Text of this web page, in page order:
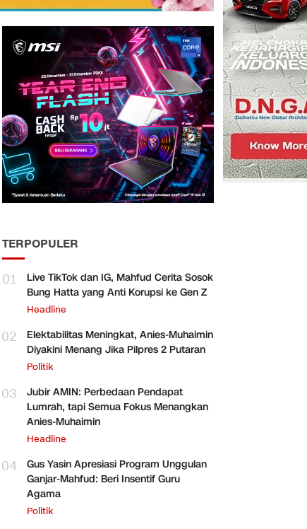
TERPOPULER
01
Live TikTok dan IG, Mahfud Cerita Sosok
Bung Hatta yang Anti Korupsi ke Gen Z
Headline
02
Elektabilitas Meningkat, Anies-Muhaimin
Diyakini Menang Jika Pilpres 2 Putaran
Politik
03
Jubir AMIN: Perbedaan Pendapat
Lumrah, tapi Semua Fokus Menangkan
Anies-Muhaimin
Headline
04
Gus Yasin Apresiasi Program Unggulan
Ganjar-Mahfud: Beri Insentif Guru
Agama
Politik